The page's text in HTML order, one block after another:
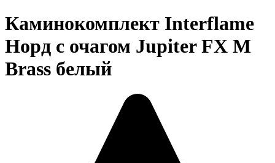
Каминокомплект Interflame
Норд с очагом Jupiter FX M
Brass белый